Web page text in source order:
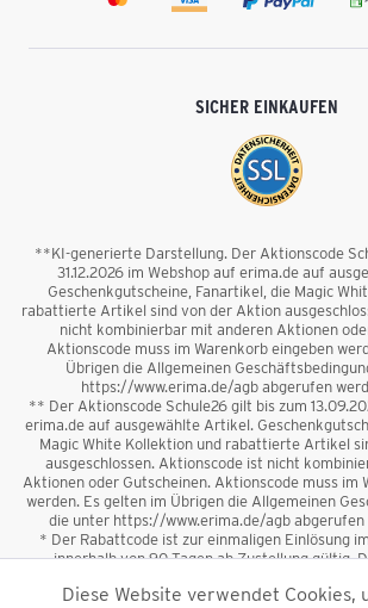
SICHER EINKAUFEN
**KI-generierte Darstellung. Der Aktionscode
31.12.2026 im Webshop auf erima.de auf
Geschenkgutscheine, Fanartikel, die Magic
rabattierte Artikel sind von der Aktion
nicht kombinierbar mit anderen Aktionen
Aktionscode muss im Warenkorb eingeben
Übrigen die Allgemeinen
https://www.erima.de/agb abgerufen
** Der Aktionscode Schule26 gilt bis zum
erima.de auf ausgewählte Artikel.
Magic White Kollektion und rabattierte Artikel
ausgeschlossen. Aktionscode ist nicht
Aktionen oder Gutscheinen. Aktionscode muss im
werden. Es gelten im Übrigen die Allgemeinen
die unter https://www.erima.de/agb abgerufen
* Der Rabattcode ist zur einmaligen Einlösung
innerhalb von 90 Tagen ab Zustellung gültig.
sowie Geschenkgutscheine sind vom Rabatt
Diese Website verwendet Cookies,